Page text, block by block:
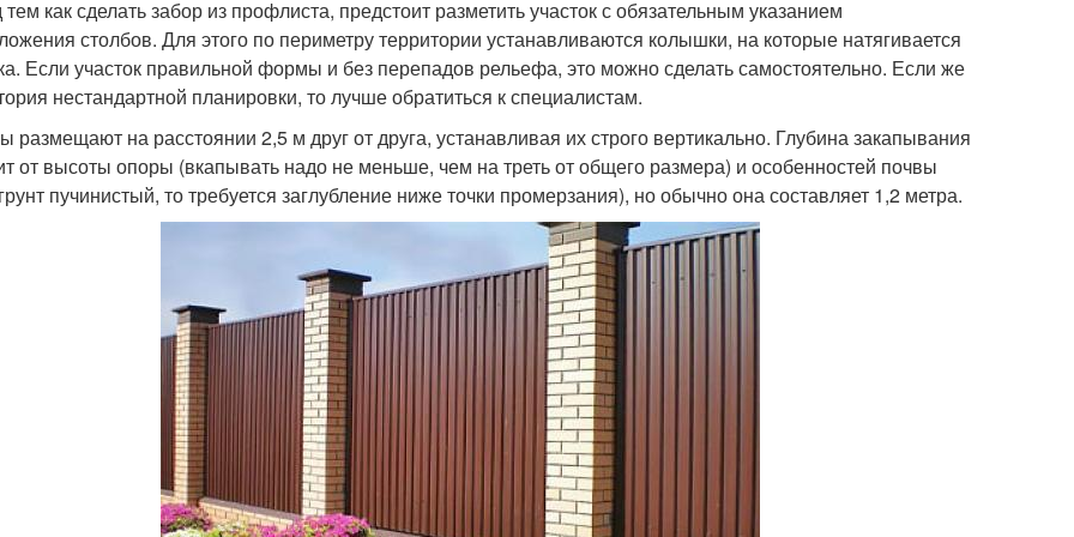
как сделать забор из профлиста, предстоит разметить участок с обязательным указанием
столбов. Для этого по периметру территории устанавливаются колышки, на которые натягивается
Если участок правильной формы и без перепадов рельефа, это можно сделать самостоятельно. Если же
нестандартной планировки, то лучше обратиться к специалистам.
размещают на расстоянии 2,5 м друг от друга, устанавливая их строго вертикально. Глубина закапывания
от высоты опоры (вкапывать надо не меньше, чем на треть от общего размера) и особенностей почвы
пучинистый, то требуется заглубление ниже точки промерзания), но обычно она составляет 1,2 метра.